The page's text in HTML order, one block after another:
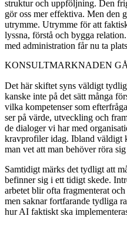
struktur och uppföljning. Den
gör oss mer effektiva. Men den
utrymme. Utrymme för att
lyssna, förstå och bygga
med administration får nu ta
KONSULTMARKNADEN
Det här skiftet syns väldigt
kanske inte på det sätt många
vilka kompetenser som
ser på värde, utveckling och
de dialoger vi har med
kravprofiler idag. Ibland väldigt
man vet att man behöver röra
Samtidigt märks det tydligt att
befinner sig i ett tidigt skede.
arbetet blir ofta fragmenterat
men saknar fortfarande tydliga
hur AI faktiskt ska